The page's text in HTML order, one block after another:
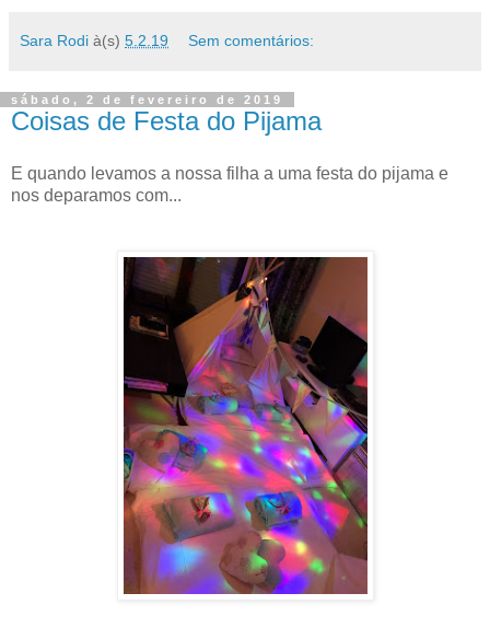
Sara Rodi à(s) 5.2.19 Sem comentários:
sábado, 2 de fevereiro de 2019
Coisas de Festa do Pijama
E quando levamos a nossa filha a uma festa do pijama e
nos deparamos com...